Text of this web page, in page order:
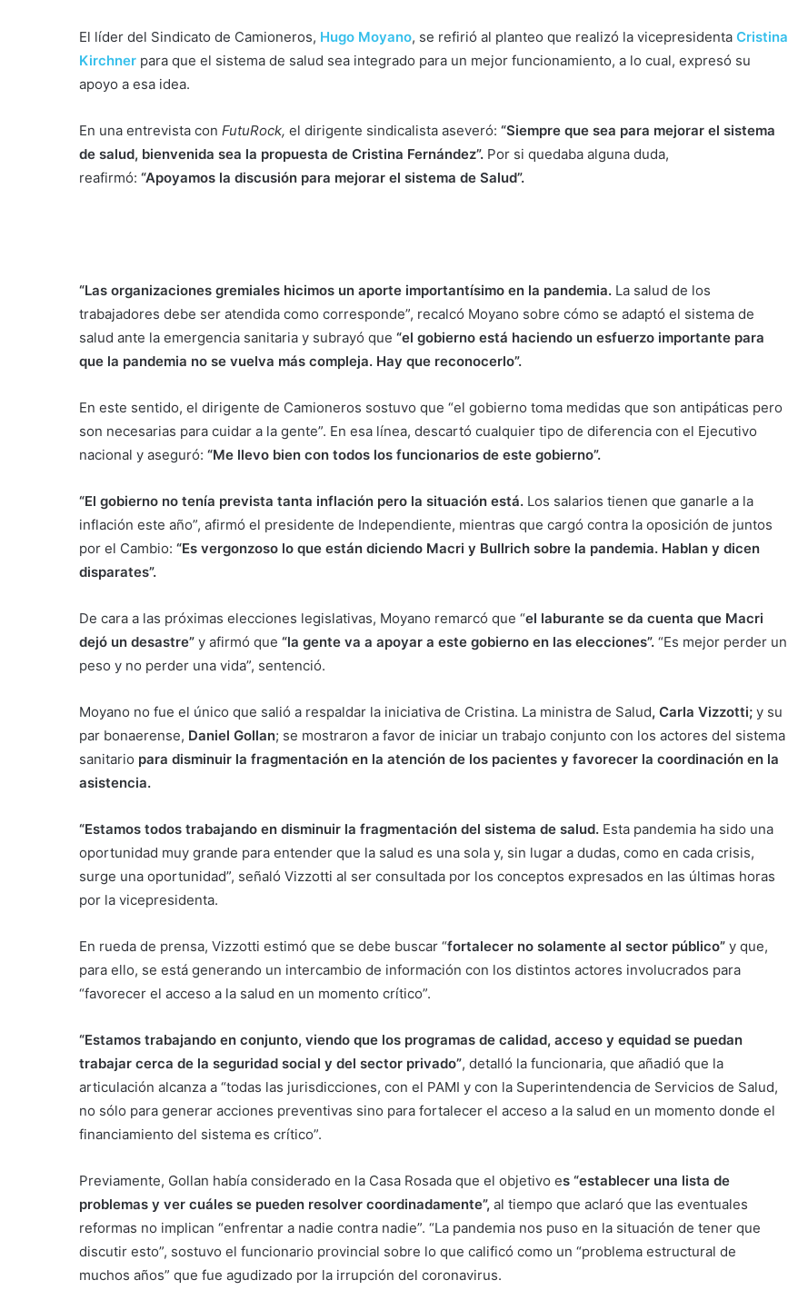
El líder del Sindicato de Camioneros, Hugo Moyano, se refirió al planteo que realizó la vicepresidenta Cristina
Kirchner para que el sistema de salud sea integrado para un mejor funcionamiento, a lo cual, expresó su
apoyo a esa idea.
En una entrevista con FutuRock, el dirigente sindicalista aseveró: “Siempre que sea para mejorar el sistema
de salud, bienvenida sea la propuesta de Cristina Fernández”. Por si quedaba alguna duda,
reafirmó: “Apoyamos la discusión para mejorar el sistema de Salud”.
“Las organizaciones gremiales hicimos un aporte importantísimo en la pandemia. La salud de los
trabajadores debe ser atendida como corresponde”, recalcó Moyano sobre cómo se adaptó el sistema de
salud ante la emergencia sanitaria y subrayó que “el gobierno está haciendo un esfuerzo importante para
que la pandemia no se vuelva más compleja. Hay que reconocerlo”.
En este sentido, el dirigente de Camioneros sostuvo que “el gobierno toma medidas que son antipáticas pero
son necesarias para cuidar a la gente”. En esa línea, descartó cualquier tipo de diferencia con el Ejecutivo
nacional y aseguró: “Me llevo bien con todos los funcionarios de este gobierno”.
“El gobierno no tenía prevista tanta inflación pero la situación está. Los salarios tienen que ganarle a la
inflación este año”, afirmó el presidente de Independiente, mientras que cargó contra la oposición de juntos
por el Cambio: “Es vergonzoso lo que están diciendo Macri y Bullrich sobre la pandemia. Hablan y dicen
disparates”.
De cara a las próximas elecciones legislativas, Moyano remarcó que “el laburante se da cuenta que Macri
dejó un desastre” y afirmó que “la gente va a apoyar a este gobierno en las elecciones”. “Es mejor perder un
peso y no perder una vida”, sentenció.
Moyano no fue el único que salió a respaldar la iniciativa de Cristina. La ministra de Salud, Carla Vizzotti; y su
par bonaerense, Daniel Gollan; se mostraron a favor de iniciar un trabajo conjunto con los actores del sistema
sanitario para disminuir la fragmentación en la atención de los pacientes y favorecer la coordinación en la
asistencia.
“Estamos todos trabajando en disminuir la fragmentación del sistema de salud. Esta pandemia ha sido una
oportunidad muy grande para entender que la salud es una sola y, sin lugar a dudas, como en cada crisis,
surge una oportunidad”, señaló Vizzotti al ser consultada por los conceptos expresados en las últimas horas
por la vicepresidenta.
En rueda de prensa, Vizzotti estimó que se debe buscar “fortalecer no solamente al sector público” y que,
para ello, se está generando un intercambio de información con los distintos actores involucrados para
“favorecer el acceso a la salud en un momento crítico”.
“Estamos trabajando en conjunto, viendo que los programas de calidad, acceso y equidad se puedan
trabajar cerca de la seguridad social y del sector privado”, detalló la funcionaria, que añadió que la
articulación alcanza a “todas las jurisdicciones, con el PAMI y con la Superintendencia de Servicios de Salud,
no sólo para generar acciones preventivas sino para fortalecer el acceso a la salud en un momento donde el
financiamiento del sistema es crítico”.
Previamente, Gollan había considerado en la Casa Rosada que el objetivo es “establecer una lista de
problemas y ver cuáles se pueden resolver coordinadamente”, al tiempo que aclaró que las eventuales
reformas no implican “enfrentar a nadie contra nadie”. “La pandemia nos puso en la situación de tener que
discutir esto”, sostuvo el funcionario provincial sobre lo que calificó como un “problema estructural de
muchos años” que fue agudizado por la irrupción del coronavirus.